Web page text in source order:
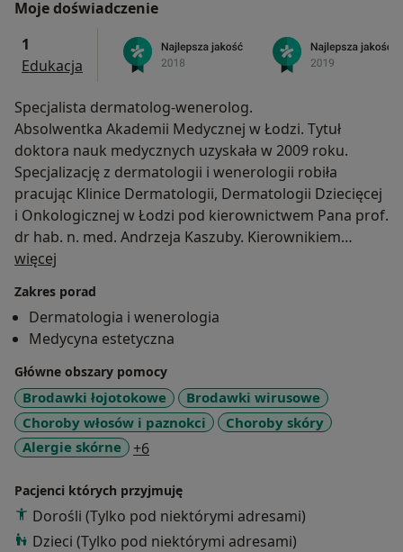
Moje doświadczenie
1
Edukacja
Specjalista dermatolog-wenerolog.
Absolwentka Akademii Medycznej w Łodzi. Tytuł
doktora nauk medycznych uzyskała w 2009 roku.
Specjalizację z dermatologii i wenerologii robiła
pracując Klinice Dermatologii, Dermatologii Dziecięcej
i Onkologicznej w Łodzi pod kierownictwem Pana prof.
dr hab. n. med. Andrzeja Kaszuby. Kierownikiem
specjalizacji była Pani dr hab. n.med. prof.nadzw. Ewa
Jest członkiem Polskiego Towarzystwa
Dermatologicznego oraz Stowarzyszenia Lekarzy
Dermatologów Estetycznych.
Posiada wieloletnią praktykę zarówno w lecznictwie
szpitalnym, jak i w otwartym. Doświadczenie w
leczeniu przewlekłych chorób skóry oraz wczesnej
diagnostyce zmian skórnych. Dermatologią estetyczną
zajmuje się od początku swojej pracy zawodowej.
zagranicznych towarzystw dermatologicznych i
dermatologii estetycznej co potwierdzają liczne
certyfikaty.
więcej
Zakres porad
Dermatologia i wenerologia
Medycyna estetyczna
Główne obszary pomocy
Brodawki łojotokowe
Brodawki wirusowe
Choroby włosów i paznokci
Choroby skóry
Alergie skórne
+6a11y_sr_more_diseases
Pacjenci których przyjmuję
Dorośli (Tylko pod niektórymi adresami)
Dzieci (Tylko pod niektórymi adresami)